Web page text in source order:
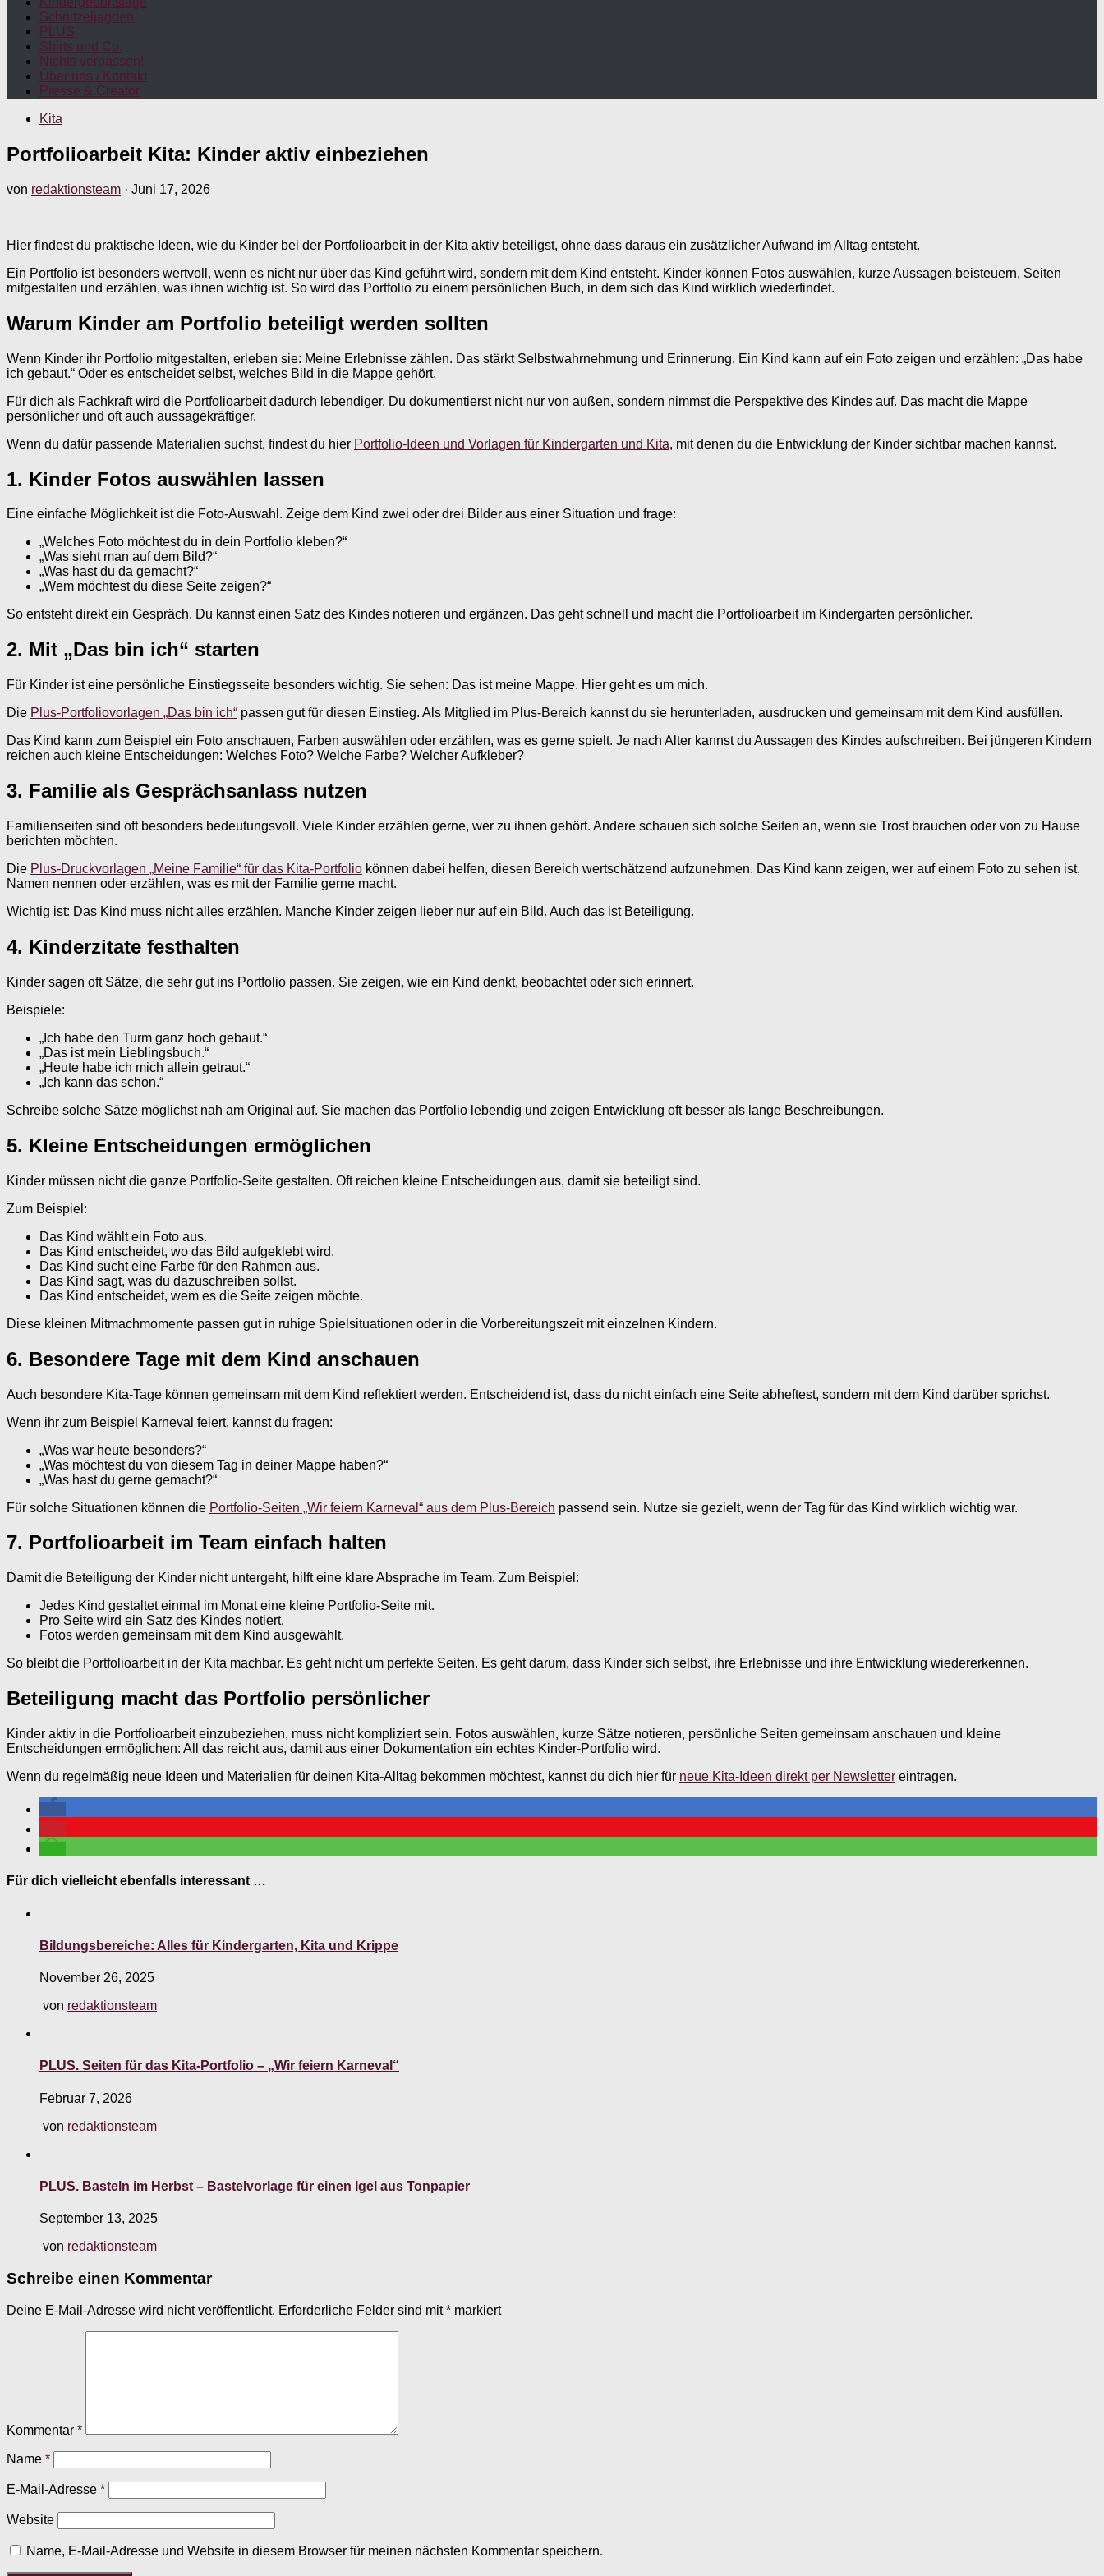
Schnitzeljagden
PLUS
Shirts und Co.
Nichts verpassen!
Über uns / Kontakt
Presse & Creator
Kita
Portfolioarbeit Kita: Kinder aktiv einbeziehen
von redaktionsteam · Juni 17, 2026
Hier findest du praktische Ideen, wie du Kinder bei der Portfolioarbeit in der Kita aktiv beteiligst, ohne dass daraus ein zusätzlicher Aufwand im Alltag entsteht.
Ein Portfolio ist besonders wertvoll, wenn es nicht nur über das Kind geführt wird, sondern mit dem Kind entsteht. Kinder können Fotos auswählen, kurze Aussagen beisteuern, Seiten
mitgestalten und erzählen, was ihnen wichtig ist. So wird das Portfolio zu einem persönlichen Buch, in dem sich das Kind wirklich wiederfindet.
Warum Kinder am Portfolio beteiligt werden sollten
Wenn Kinder ihr Portfolio mitgestalten, erleben sie: Meine Erlebnisse zählen. Das stärkt Selbstwahrnehmung und Erinnerung. Ein Kind kann auf ein Foto zeigen und erzählen: „Das habe
ich gebaut.“ Oder es entscheidet selbst, welches Bild in die Mappe gehört.
Für dich als Fachkraft wird die Portfolioarbeit dadurch lebendiger. Du dokumentierst nicht nur von außen, sondern nimmst die Perspektive des Kindes auf. Das macht die Mappe
persönlicher und oft auch aussagekräftiger.
Wenn du dafür passende Materialien suchst, findest du hier Portfolio-Ideen und Vorlagen für Kindergarten und Kita, mit denen du die Entwicklung der Kinder sichtbar machen kannst.
1. Kinder Fotos auswählen lassen
Eine einfache Möglichkeit ist die Foto-Auswahl. Zeige dem Kind zwei oder drei Bilder aus einer Situation und frage:
„Welches Foto möchtest du in dein Portfolio kleben?“
„Was sieht man auf dem Bild?“
„Was hast du da gemacht?“
„Wem möchtest du diese Seite zeigen?“
So entsteht direkt ein Gespräch. Du kannst einen Satz des Kindes notieren und ergänzen. Das geht schnell und macht die Portfolioarbeit im Kindergarten persönlicher.
2. Mit „Das bin ich“ starten
Für Kinder ist eine persönliche Einstiegsseite besonders wichtig. Sie sehen: Das ist meine Mappe. Hier geht es um mich.
Die Plus-Portfoliovorlagen „Das bin ich“ passen gut für diesen Einstieg. Als Mitglied im Plus-Bereich kannst du sie herunterladen, ausdrucken und gemeinsam mit dem Kind ausfüllen.
Das Kind kann zum Beispiel ein Foto anschauen, Farben auswählen oder erzählen, was es gerne spielt. Je nach Alter kannst du Aussagen des Kindes aufschreiben. Bei jüngeren Kindern
reichen auch kleine Entscheidungen: Welches Foto? Welche Farbe? Welcher Aufkleber?
3. Familie als Gesprächsanlass nutzen
Familienseiten sind oft besonders bedeutungsvoll. Viele Kinder erzählen gerne, wer zu ihnen gehört. Andere schauen sich solche Seiten an, wenn sie Trost brauchen oder von zu Hause
berichten möchten.
Die Plus-Druckvorlagen „Meine Familie“ für das Kita-Portfolio können dabei helfen, diesen Bereich wertschätzend aufzunehmen. Das Kind kann zeigen, wer auf einem Foto zu sehen ist,
Namen nennen oder erzählen, was es mit der Familie gerne macht.
Wichtig ist: Das Kind muss nicht alles erzählen. Manche Kinder zeigen lieber nur auf ein Bild. Auch das ist Beteiligung.
4. Kinderzitate festhalten
Kinder sagen oft Sätze, die sehr gut ins Portfolio passen. Sie zeigen, wie ein Kind denkt, beobachtet oder sich erinnert.
Beispiele:
„Ich habe den Turm ganz hoch gebaut.“
„Das ist mein Lieblingsbuch.“
„Heute habe ich mich allein getraut.“
„Ich kann das schon.“
Schreibe solche Sätze möglichst nah am Original auf. Sie machen das Portfolio lebendig und zeigen Entwicklung oft besser als lange Beschreibungen.
5. Kleine Entscheidungen ermöglichen
Kinder müssen nicht die ganze Portfolio-Seite gestalten. Oft reichen kleine Entscheidungen aus, damit sie beteiligt sind.
Zum Beispiel:
Das Kind wählt ein Foto aus.
Das Kind entscheidet, wo das Bild aufgeklebt wird.
Das Kind sucht eine Farbe für den Rahmen aus.
Das Kind sagt, was du dazuschreiben sollst.
Das Kind entscheidet, wem es die Seite zeigen möchte.
Diese kleinen Mitmachmomente passen gut in ruhige Spielsituationen oder in die Vorbereitungszeit mit einzelnen Kindern.
6. Besondere Tage mit dem Kind anschauen
Auch besondere Kita-Tage können gemeinsam mit dem Kind reflektiert werden. Entscheidend ist, dass du nicht einfach eine Seite abheftest, sondern mit dem Kind darüber sprichst.
Wenn ihr zum Beispiel Karneval feiert, kannst du fragen:
„Was war heute besonders?“
„Was möchtest du von diesem Tag in deiner Mappe haben?“
„Was hast du gerne gemacht?“
Für solche Situationen können die Portfolio-Seiten „Wir feiern Karneval“ aus dem Plus-Bereich passend sein. Nutze sie gezielt, wenn der Tag für das Kind wirklich wichtig war.
7. Portfolioarbeit im Team einfach halten
Damit die Beteiligung der Kinder nicht untergeht, hilft eine klare Absprache im Team. Zum Beispiel:
Jedes Kind gestaltet einmal im Monat eine kleine Portfolio-Seite mit.
Pro Seite wird ein Satz des Kindes notiert.
Fotos werden gemeinsam mit dem Kind ausgewählt.
So bleibt die Portfolioarbeit in der Kita machbar. Es geht nicht um perfekte Seiten. Es geht darum, dass Kinder sich selbst, ihre Erlebnisse und ihre Entwicklung wiedererkennen.
Beteiligung macht das Portfolio persönlicher
Kinder aktiv in die Portfolioarbeit einzubeziehen, muss nicht kompliziert sein. Fotos auswählen, kurze Sätze notieren, persönliche Seiten gemeinsam anschauen und kleine
Entscheidungen ermöglichen: All das reicht aus, damit aus einer Dokumentation ein echtes Kinder-Portfolio wird.
Wenn du regelmäßig neue Ideen und Materialien für deinen Kita-Alltag bekommen möchtest, kannst du dich hier für neue Kita-Ideen direkt per Newsletter eintragen.
Für dich vielleicht ebenfalls interessant …
Bildungsbereiche: Alles für Kindergarten, Kita und Krippe
November 26, 2025
von redaktionsteam
PLUS. Seiten für das Kita-Portfolio – „Wir feiern Karneval“
Februar 7, 2026
von redaktionsteam
PLUS. Basteln im Herbst – Bastelvorlage für einen Igel aus Tonpapier
September 13, 2025
von redaktionsteam
Schreibe einen Kommentar
Deine E-Mail-Adresse wird nicht veröffentlicht. Erforderliche Felder sind mit* markiert
Kommentar *
Name *
E-Mail-Adresse *
Website
Name, E-Mail-Adresse und Website in diesem Browser für meinen nächsten Kommentar speichern.